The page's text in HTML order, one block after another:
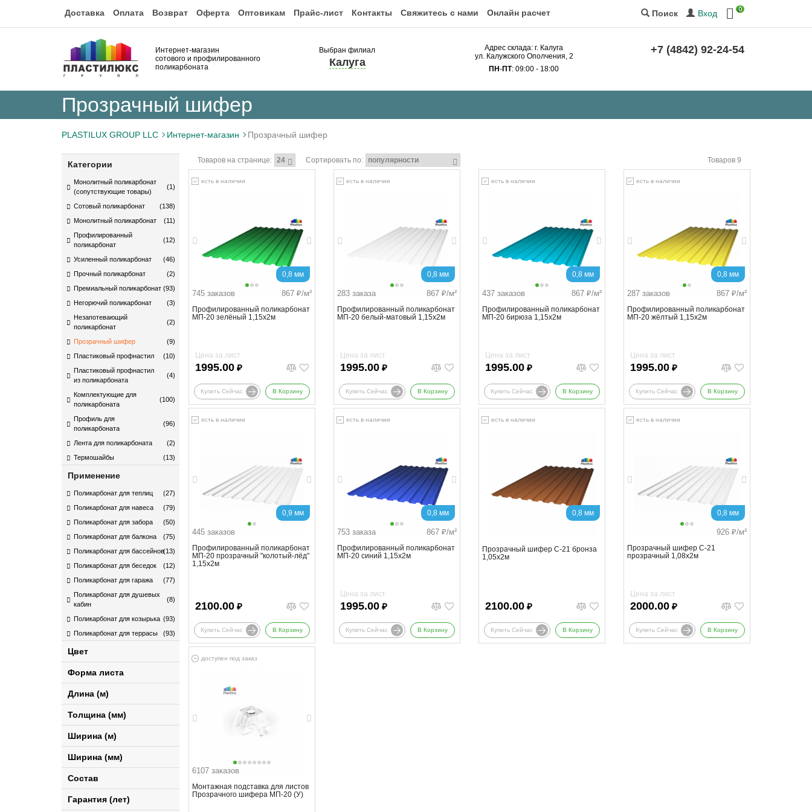
Доставка Оплата Возврат Оферта Оптовикам Прайс-лист Контакты Свяжитесь с нами Онлайн расчет Поиск Вход 0
Интернет-магазин
сотового и профилированного
поликарбоната
Выбран филиал
Калуга
Адрес склада: г. Калуга
ул. Калужского Ополчения, 2
ПН-ПТ: 09:00 - 18:00
+7 (4842) 92-24-54
Прозрачный шифер
PLASTILUX GROUP LLC Интернет-магазин Прозрачный шифер
Категории
Монолитный поликарбонат
(сопутствующие товары)
(1)
Сотовый поликарбонат
(138)
Монолитный поликарбонат
(11)
Профилированный
поликарбонат
(12)
Усиленный поликарбонат
(46)
Прочный поликарбонат
(2)
Премиальный поликарбонат (93)
Негорючий поликарбонат
(3)
Незапотевающий
поликарбонат
(2)
Прозрачный шифер
(9)
Пластиковый профнастил
(10)
Пластиковый профнастил
из поликарбоната
(4)
Комплектующие для
поликарбоната​
(100)
Профиль для
поликарбоната
(96)
Лента для поликарбоната
(2)
Термошайбы
(13)
Применение
Поликарбонат для теплиц
(27)
Поликарбонат для навеса
(79)
Поликарбонат для забора
(50)
Поликарбонат для балкона
(75)
Поликарбонат для бассейнов(13)
Поликарбонат для беседок
(12)
Поликарбонат для гаража
(77)
Поликарбонат для душевых
кабин
(8)
Поликарбонат для козырька (93)
Поликарбонат для террасы
(93)
Цвет
Форма листа
Длина (м)
Толщина (мм)
Ширина (м)
Ширина (мм)
Состав
Гарантия (лет)
Товаров на странице: Сортировать по: Товаров 9
есть в наличии
867 ₽/м²
745 заказов
0,8 мм
Профилированный поликарбонат
МП-20 зелёный 1,15х2м
Цена за лист
1995.00 ₽
Купить Сейчас В Корзину
есть в наличии
867 ₽/м²
283 заказа
0,8 мм
Профилированный поликарбонат
МП-20 белый-матовый 1,15х2м
Цена за лист
1995.00 ₽
Купить Сейчас В Корзину
есть в наличии
867 ₽/м²
437 заказов
0,8 мм
Профилированный поликарбонат
МП-20 бирюза 1,15х2м
Цена за лист
1995.00 ₽
Купить Сейчас В Корзину
есть в наличии
867 ₽/м²
287 заказов
0,8 мм
Профилированный поликарбонат
МП-20 жёлтый 1,15х2м
Цена за лист
1995.00 ₽
Купить Сейчас В Корзину
есть в наличии
445 заказов
0,9 мм
Профилированный поликарбонат
МП-20 прозрачный "колотый-лёд"
1,15х2м
2100.00 ₽
Купить Сейчас В Корзину
есть в наличии
867 ₽/м²
753 заказа
0,8 мм
Профилированный поликарбонат
МП-20 синий 1,15х2м
Цена за лист
1995.00 ₽
Купить Сейчас В Корзину
есть в наличии
0,8 мм
Прозрачный шифер С-21 бронза
1,05х2м
2100.00 ₽
Купить Сейчас В Корзину
есть в наличии
926 ₽/м²
0,8 мм
Прозрачный шифер С-21
прозрачный 1,08х2м
Цена за лист
2000.00 ₽
Купить Сейчас В Корзину
доступен под заказ
6107 заказов
Монтажная подставка для листов
Прозрачного шифера МП-20 (У)